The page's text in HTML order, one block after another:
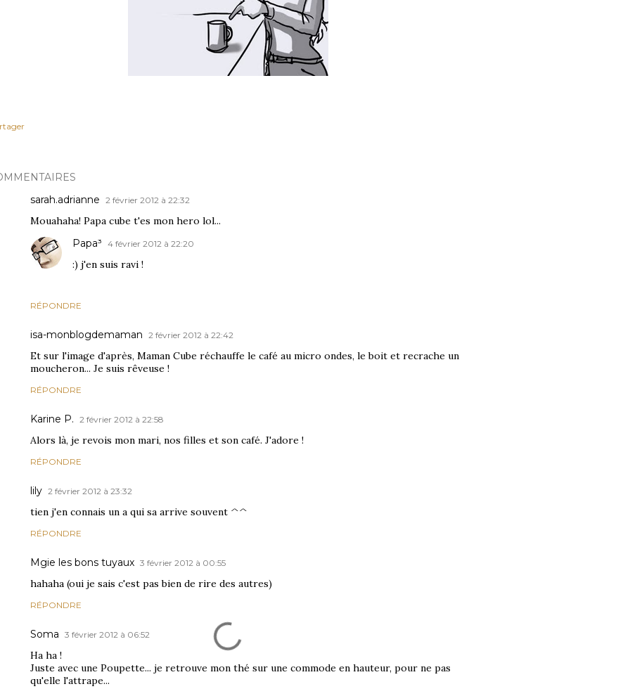
sarah.adrianne 2 février 2012 à 22:32
Mouahaha! Papa cube t'es mon hero lol...
RÉPONDRE
Papa³ 4 février 2012 à 22:20
:) j'en suis ravi !
isa-monblogdemaman 2 février 2012 à 22:42
Et sur l'image d'après, Maman Cube réchauffe le café au micro ondes, le boit et recrache un
moucheron... Je suis rêveuse !
RÉPONDRE
Karine P. 2 février 2012 à 22:58
Alors là, je revois mon mari, nos filles et son café. J'adore !
RÉPONDRE
lily 2 février 2012 à 23:32
tien j'en connais un a qui sa arrive souvent ^^
RÉPONDRE
Mgie les bons tuyaux 3 février 2012 à 00:55
hahaha (oui je sais c'est pas bien de rire des autres)
RÉPONDRE
Soma 3 février 2012 à 06:52
Ha ha !
Juste avec une Poupette... je retrouve mon thé sur une commode en hauteur, pour ne pas
qu'elle l'attrape...